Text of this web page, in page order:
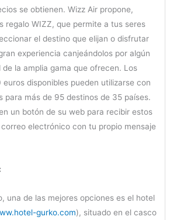
se obtienen. Wizz Air propone,
regalo WIZZ, que permite a tus seres
el destino que elijan o disfrutar
experiencia canjeándolos por algún
la amplia gama que ofrecen. Los
euros disponibles pueden utilizarse con
para más de 95 destinos de 35 países.
un botón de su web para recibir estos
electrónico con tu propio mensaje
una de las mejores opciones es el hotel
gurko.com), situado en el casco